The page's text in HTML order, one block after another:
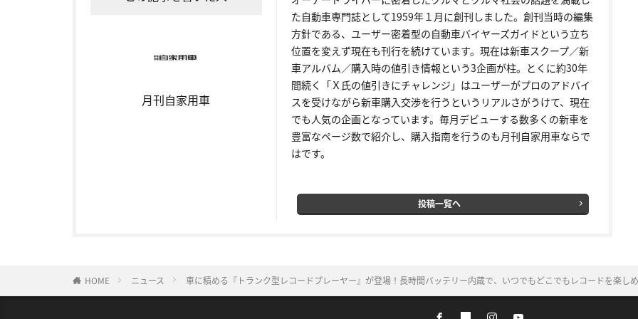
月刊自家用車
た自動車専門誌として1959年１月に創刊しました。創刊当時の編集
方針である、ユーザー密着型の自動車バイヤーズガイドという立ち
位置を変えず現在も刊行を続けています。現在は新車スクープ／新
車アルバム／購入時の値引き情報という3企画が柱。とくに約30年
間続く「Ｘ氏の値引きにチャレンジ」はユーザーがプロのアドバイ
スを受けながら新車購入交渉を行うというリアルさがうけて、現在
でも人気の企画となっています。毎月デビューする数多くの新車を
豊富なページ数で紹介し、購入指南を行うのも月刊自家用車ならで
はです。
投稿一覧へ
HOME ニュース 車に積める『トランク型レコードプレーヤー』が登場！長時間バッテリー内蔵で、いつでもどこでもレコードを楽し